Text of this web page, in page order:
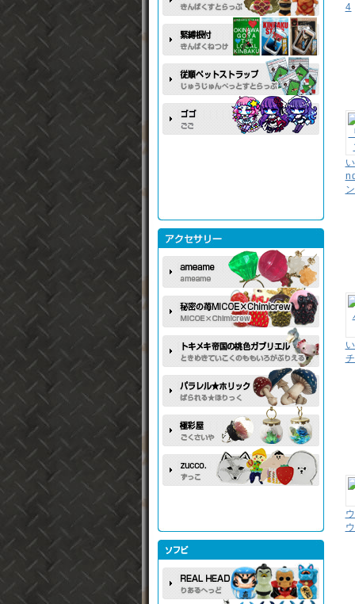
4
ウ